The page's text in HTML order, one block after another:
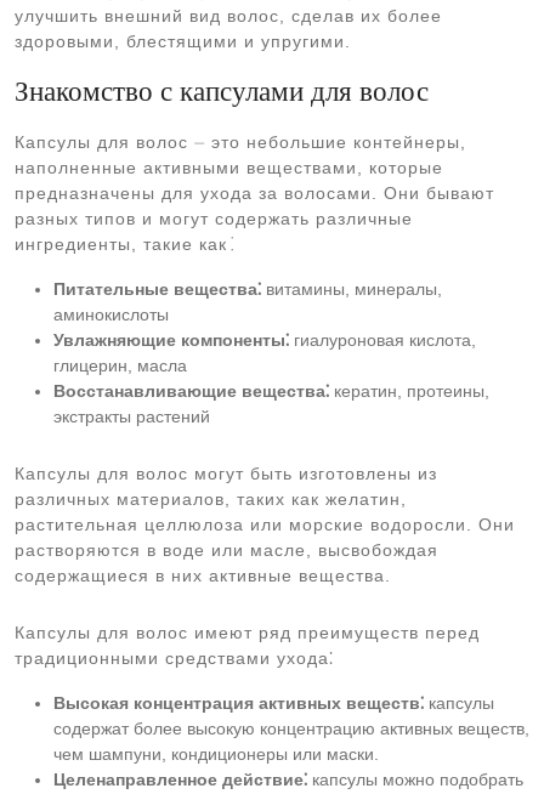
улучшить внешний вид волос, сделав их более
здоровыми, блестящими и упругими.
Знакомство с капсулами для волос
Капсулы для волос ⏤ это небольшие контейнеры,
наполненные активными веществами, которые
предназначены для ухода за волосами. Они бывают
разных типов и могут содержать различные
ингредиенты, такие как⁚
Питательные вещества⁚ витамины, минералы,
аминокислоты
Увлажняющие компоненты⁚ гиалуроновая кислота,
глицерин, масла
Восстанавливающие вещества⁚ кератин, протеины,
экстракты растений
Капсулы для волос могут быть изготовлены из
различных материалов, таких как желатин,
растительная целлюлоза или морские водоросли. Они
растворяются в воде или масле, высвобождая
содержащиеся в них активные вещества.
Капсулы для волос имеют ряд преимуществ перед
традиционными средствами ухода⁚
Высокая концентрация активных веществ⁚ капсулы
содержат более высокую концентрацию активных веществ,
чем шампуни, кондиционеры или маски.
Целенаправленное действие⁚ капсулы можно подобрать